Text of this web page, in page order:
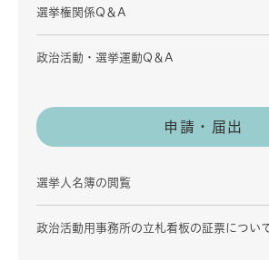
選挙権関係Q＆A
政治活動・選挙運動Q＆A
申請・届出
選挙人名簿の閲覧
政治活動用事務所の立札看板の証票につい